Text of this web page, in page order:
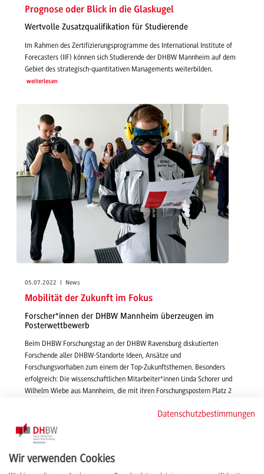
Prognose oder Blick in die Glaskugel
Wertvolle Zusatzqualifikation für Studierende
Im Rahmen des Zertifizierungsprogramme des International Institute of
Forecasters (IIF) können sich Studierende der DHBW Mannheim auf dem
Gebiet des strategisch-quantitativen Managements weiterbilden.
weiterlesen
05.07.2022 | News
Mobilität der Zukunft im Fokus
Forscher*innen der DHBW Mannheim überzeugen im
Posterwettbewerb
Beim DHBW Forschungstag an der DHBW Ravensburg diskutierten
Forschende aller DHBW-Standorte Ideen, Ansätze und
Forschungsvorhaben zum einem der Top-Zukunftsthemen. Besonders
erfolgreich: Die wissenschaftlichen Mitarbeiter*innen Linda Schorer und
Wilhelm Wiebe aus Mannheim, die mit ihren Forschungspostern Platz 2
Datenschutzbestimmungen
Wir verwenden Cookies